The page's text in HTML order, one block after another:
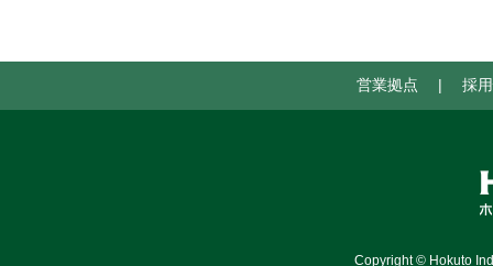
営業拠点 | 採
Copyright © Hokuto